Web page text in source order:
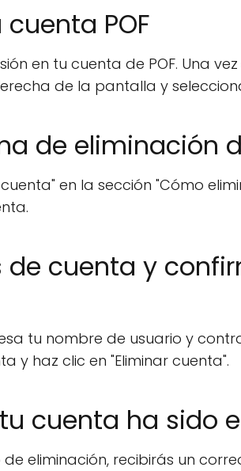
POF
en tu cuenta de POF. Una
de la pantalla y
de eliminación
en la sección "Cómo
de cuenta y
tu nombre de usuario y
y haz clic en "Eliminar cuenta".
cuenta ha sido
eliminación, recibirás un